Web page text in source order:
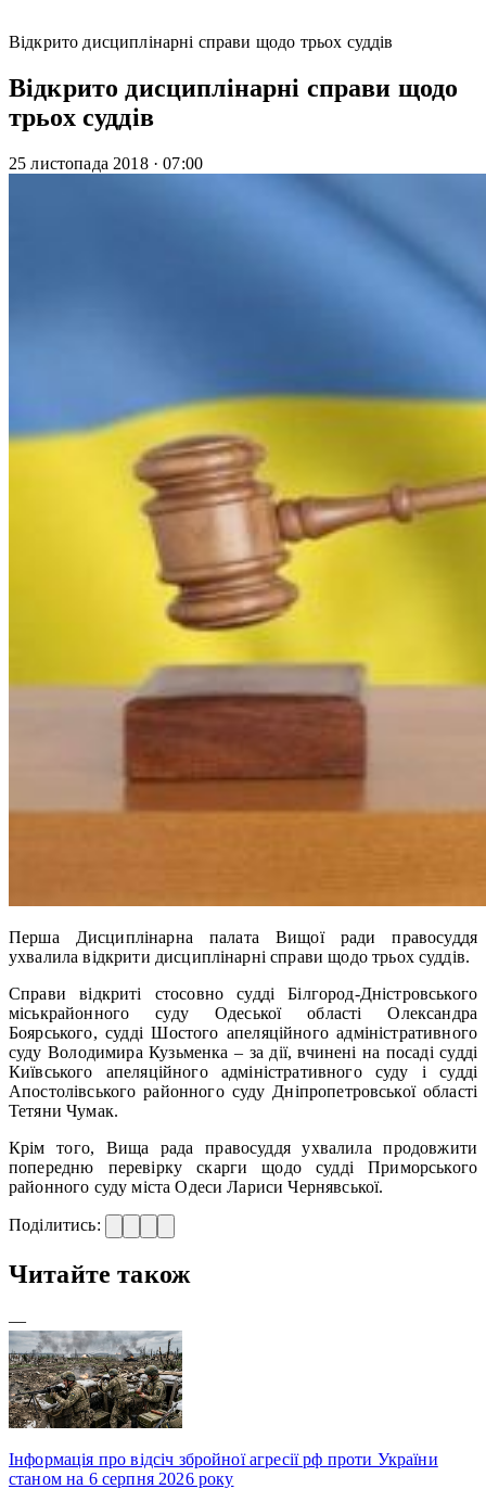
Відкрито дисциплінарні справи щодо трьох суддів
Відкрито дисциплінарні справи щодо
трьох суддів
25 листопада 2018 · 07:00
Перша Дисциплінарна палата Вищої ради правосуддя
ухвалила відкрити дисциплінарні справи щодо трьох суддів.
Справи відкриті стосовно судді Білгород-Дністровського
міськрайонного суду Одеської області Олександра
Боярського, судді Шостого апеляційного адміністративного
суду Володимира Кузьменка – за дії, вчинені на посаді судді
Київського апеляційного адміністративного суду і судді
Апостолівського районного суду Дніпропетровської області
Тетяни Чумак.
Крім того, Вища рада правосуддя ухвалила продовжити
попередню перевірку скарги щодо судді Приморського
районного суду міста Одеси Лариси Чернявської.
Поділитись:
Читайте також
—
Інформація про відсіч збройної агресії рф проти України
станом на 6 серпня 2026 року